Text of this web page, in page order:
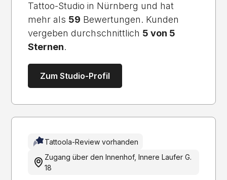
Tattoo-Studio in Nürnberg und hat
mehr als 59 Bewertungen. Kunden
vergeben durchschnittlich 5 von 5
Sternen.
Zum Studio-Profil
Tattoola-Review vorhanden
Zugang über den Innenhof, Innere Laufer G.
18